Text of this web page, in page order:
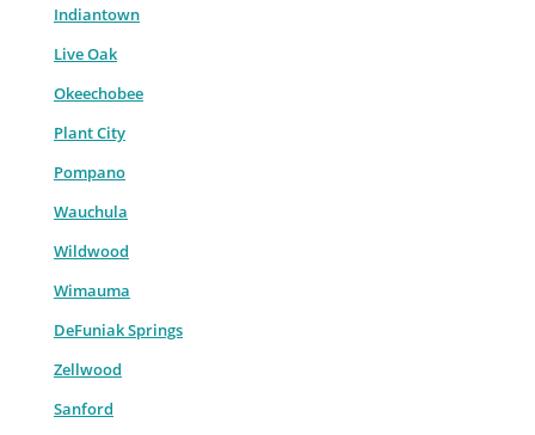
Indiantown
Live Oak
Okeechobee
Plant City
Pompano
Wauchula
Wildwood
Wimauma
DeFuniak Springs
Zellwood
Sanford